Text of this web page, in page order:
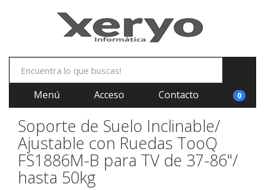
Menú Acceso Contacto 0
Soporte de Suelo Inclinable/
Ajustable con Ruedas TooQ
FS1886M-B para TV de 37-86"/
hasta 50kg